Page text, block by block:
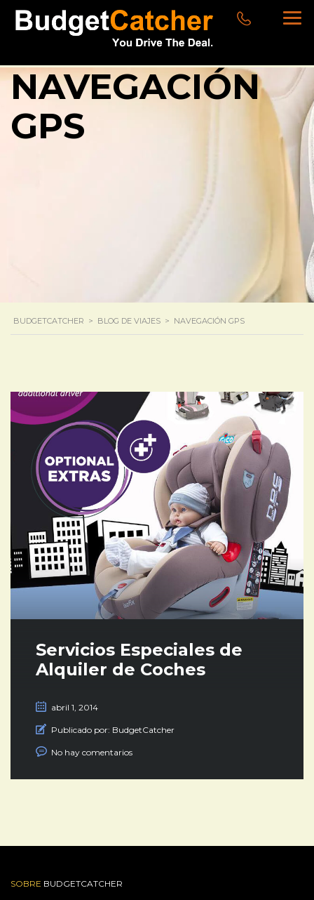
NAVEGACIÓN
GPS
BUDGETCATCHER > BLOG DE VIAJES > NAVEGACIÓN GPS
Servicios Especiales de
Alquiler de Coches
abril 1, 2014
Publicado por: BudgetCatcher
No hay comentarios
SOBRE BUDGETCATCHER